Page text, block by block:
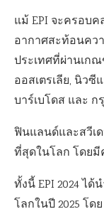
แม้ EPI จะครอบ
อากาศสะท้อนคว
ประเทศที่ผ่านเกณ
ออสเตรเลีย, นิวซี
บาร์เบโดส และ ก
ฟินแลนด์และสวีเ
ที่สุดในโลก โดยมี
ทั้งนี้ EPI 2024 ไ
โลกในปี 2025 โด